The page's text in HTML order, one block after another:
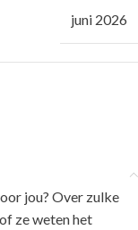
juni 2026
jou? Over zulke
ze weten het